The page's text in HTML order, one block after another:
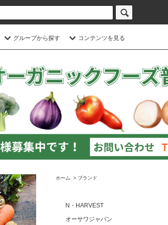
グループから探す コンテンツを見る
ホーム > ブランド
N・HARVEST
オーサワジャパン